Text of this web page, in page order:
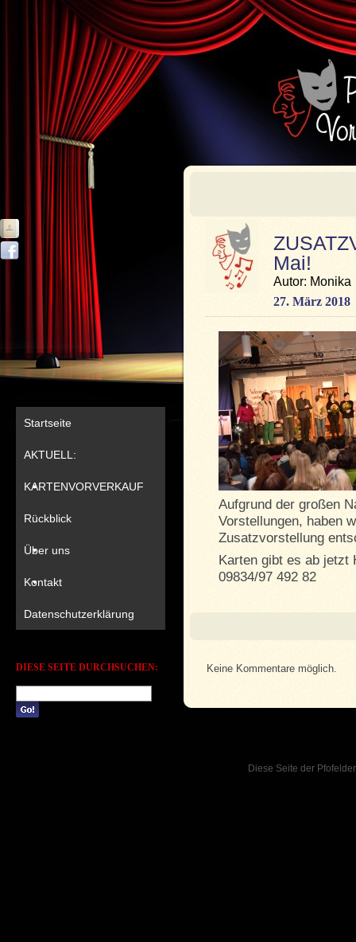
Startseite
AKTUELL:
KARTENVORVERKAUF
Rückblick
Über uns
Kontakt
Datenschutzerklärung
DIESE SEITE DURCHSUCHEN:
Mai!
Autor: Monika
27. März 2018
Aufgrund der großen
Vorstellungen, haben
Zusatzvorstellung
Karten gibt es ab jetzt
09834/97 492 82
Keine Kommentare möglich.
Diese Seite der